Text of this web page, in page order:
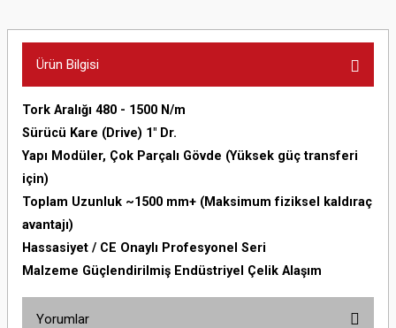
Ürün Bilgisi
Tork Aralığı 480 - 1500 N/m
Sürücü Kare (Drive) 1" Dr.
Yapı Modüler, Çok Parçalı Gövde (Yüksek güç transferi
için)
Toplam Uzunluk ~1500 mm+ (Maksimum fiziksel kaldıraç
avantajı)
Hassasiyet / CE Onaylı Profesyonel Seri
Malzeme Güçlendirilmiş Endüstriyel Çelik Alaşım
Yorumlar